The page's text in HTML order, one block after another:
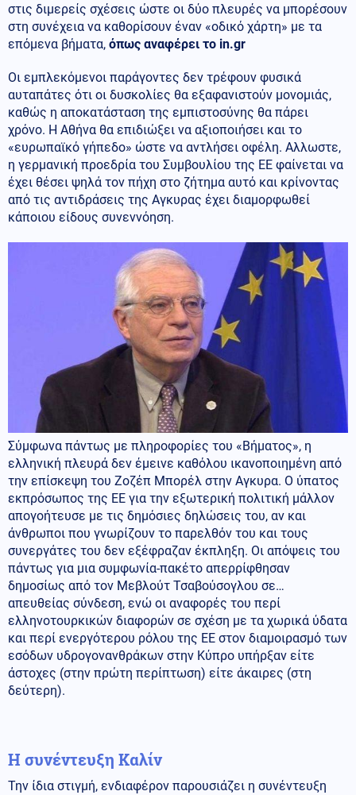
στις διμερείς σχέσεις ώστε οι δύο πλευρές να μπορέσουν
στη συνέχεια να καθορίσουν έναν «οδικό χάρτη» με τα
επόμενα βήματα, όπως αναφέρει το in.gr
Οι εμπλεκόμενοι παράγοντες δεν τρέφουν φυσικά
αυταπάτες ότι οι δυσκολίες θα εξαφανιστούν μονομιάς,
καθώς η αποκατάσταση της εμπιστοσύνης θα πάρει
χρόνο. Η Αθήνα θα επιδιώξει να αξιοποιήσει και το
«ευρωπαϊκό γήπεδο» ώστε να αντλήσει οφέλη. Αλλωστε,
η γερμανική προεδρία του Συμβουλίου της ΕΕ φαίνεται να
έχει θέσει ψηλά τον πήχη στο ζήτημα αυτό και κρίνοντας
από τις αντιδράσεις της Αγκυρας έχει διαμορφωθεί
κάποιου είδους συνεννόηση.
Σύμφωνα πάντως με πληροφορίες του «Βήματος», η
ελληνική πλευρά δεν έμεινε καθόλου ικανοποιημένη από
την επίσκεψη του Ζοζέπ Μπορέλ στην Αγκυρα. Ο ύπατος
εκπρόσωπος της ΕΕ για την εξωτερική πολιτική μάλλον
απογοήτευσε με τις δημόσιες δηλώσεις του, αν και
άνθρωποι που γνωρίζουν το παρελθόν του και τους
συνεργάτες του δεν εξέφραζαν έκπληξη. Οι απόψεις του
πάντως για μια συμφωνία-πακέτο απερρίφθησαν
δημοσίως από τον Μεβλούτ Τσαβούσογλου σε…
απευθείας σύνδεση, ενώ οι αναφορές του περί
ελληνοτουρκικών διαφορών σε σχέση με τα χωρικά ύδατα
και περί ενεργότερου ρόλου της ΕΕ στον διαμοιρασμό των
εσόδων υδρογονανθράκων στην Κύπρο υπήρξαν είτε
άστοχες (στην πρώτη περίπτωση) είτε άκαιρες (στη
δεύτερη).
Η συνέντευξη Καλίν
Την ίδια στιγμή, ενδιαφέρον παρουσιάζει η συνέντευξη